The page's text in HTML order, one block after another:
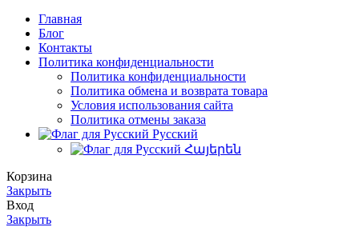
Главная
Блог
Контакты
Политика конфиденциальности
Политика конфиденциальности
Политика обмена и возврата товара
Условия использования сайта
Политика отмены заказа
Русский
Հայերեն
Корзина
Закрыть
Вход
Закрыть